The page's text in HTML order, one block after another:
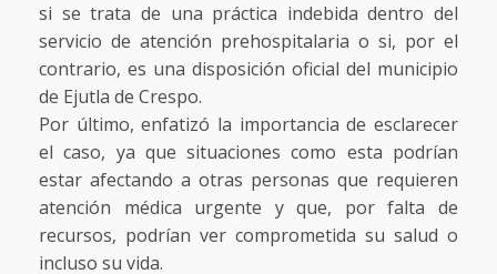
si se trata de una práctica indebida dentro del
servicio de atención prehospitalaria o si, por el
contrario, es una disposición oficial del municipio
de Ejutla de Crespo.
Por último, enfatizó la importancia de esclarecer
el caso, ya que situaciones como esta podrían
estar afectando a otras personas que requieren
atención médica urgente y que, por falta de
recursos, podrían ver comprometida su salud o
incluso su vida.